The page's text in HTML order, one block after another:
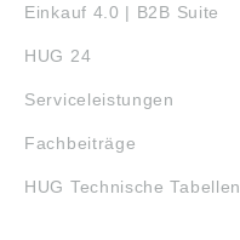
Einkauf 4.0 | B2B Suite
HUG 24
Serviceleistungen
Fachbeiträge
HUG Technische Tabellen